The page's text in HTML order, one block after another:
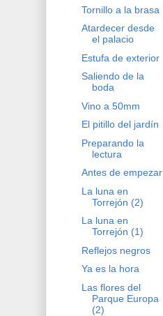
Tornillo a la brasa
Atardecer desde
el palacio
Estufa de exterior
Saliendo de la
boda
Vino a 50mm
El pitillo del jardín
Preparando la
lectura
Antes de empezar
La luna en
Torrejón (2)
La luna en
Torrejón (1)
Reflejos negros
Ya es la hora
Las flores del
Parque Europa
(2)